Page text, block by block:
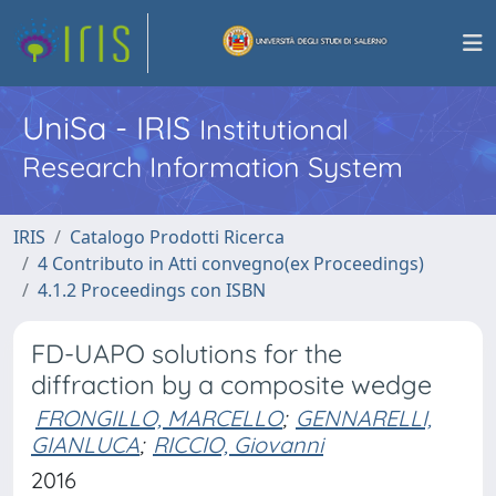
UniSa - IRISInstitutional
Research Information System
IRIS
Catalogo Prodotti Ricerca
4 Contributo in Atti convegno(ex Proceedings)
4.1.2 Proceedings con ISBN
FD-UAPO solutions for the
diffraction by a composite wedge
FRONGILLO, MARCELLO; GENNARELLI,
GIANLUCA; RICCIO, Giovanni
2016